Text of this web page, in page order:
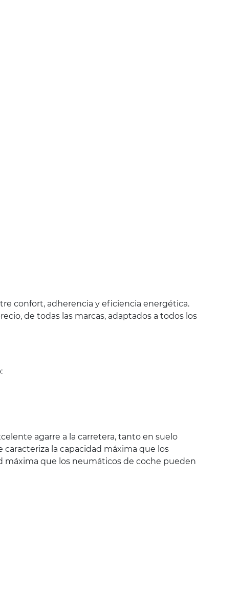
confort, adherencia y eficiencia energética.
de todas las marcas, adaptados a todos los
agarre a la carretera, tanto en suelo
la capacidad máxima que los
máxima que los neumáticos de coche pueden